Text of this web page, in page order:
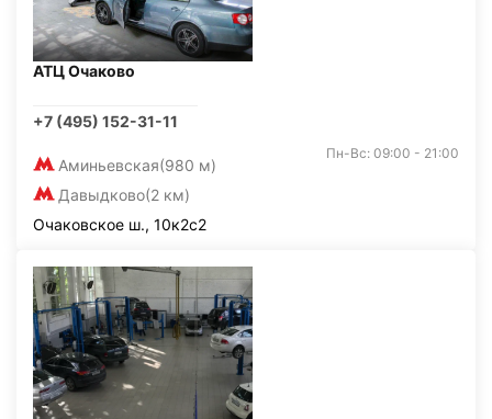
АТЦ Очаково
+7 (495) 152-31-11
Аминьевская(980 м)
Давыдково(2 км)
Пн-Вс: 09:00 - 21:00
Очаковское ш., 10к2с2